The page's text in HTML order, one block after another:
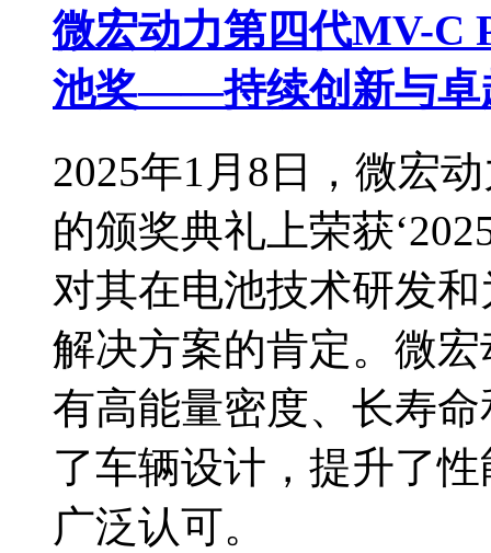
微宏动力第四代MV-C
池奖——持续创新与卓
2025年1月8日，微宏
的颁奖典礼上荣获
对其在电池技术研发
解决方案的肯定。微
有高能量密度、长寿
了车辆设计，提升了
广泛认可。